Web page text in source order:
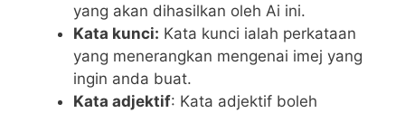
yang akan dihasilkan oleh Ai ini.
Kata kunci: Kata kunci ialah perkataan
yang menerangkan mengenai imej yang
ingin anda buat.
Kata adjektif: Kata adjektif boleh